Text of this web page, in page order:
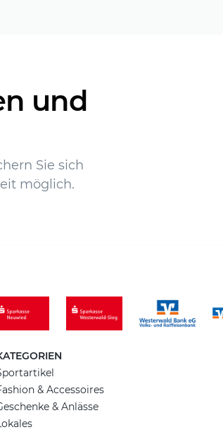
und
Sie sich
möglich.
& Accessoires
& Anlässe